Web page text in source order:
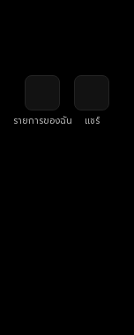
รายการของฉัน
แชร์